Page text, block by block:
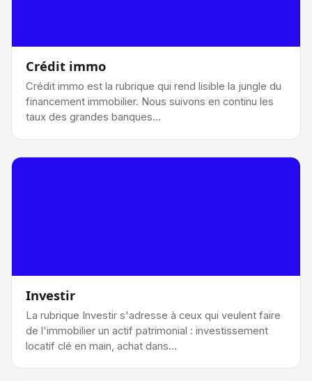
Crédit immo
Crédit immo est la rubrique qui rend lisible la jungle du
financement immobilier. Nous suivons en continu les
taux des grandes banques…
Investir
La rubrique Investir s'adresse à ceux qui veulent faire
de l'immobilier un actif patrimonial : investissement
locatif clé en main, achat dans…